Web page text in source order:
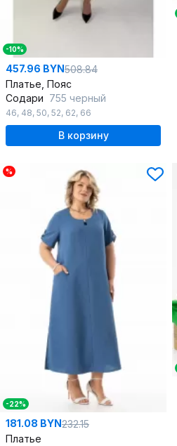
-10%
457.96 BYN508.84
Платье, Пояс
Содари 755 черный
46, 48, 50, 52, 62, 66
В корзину
%
-22%
181.08 BYN232.15
Платье